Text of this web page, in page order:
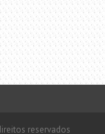
reservados